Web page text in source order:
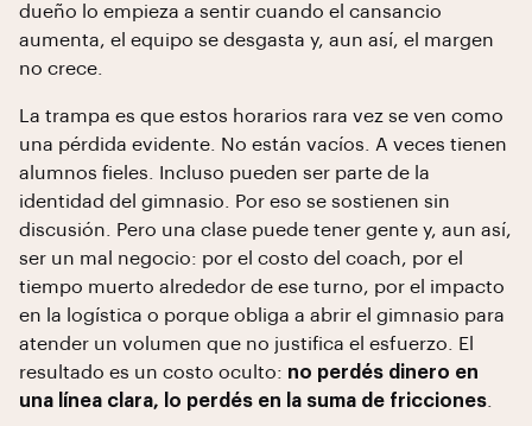
dueño lo empieza a sentir cuando el cansancio
aumenta, el equipo se desgasta y, aun así, el margen
no crece.
La trampa es que estos horarios rara vez se ven como
una pérdida evidente. No están vacíos. A veces tienen
alumnos fieles. Incluso pueden ser parte de la
identidad del gimnasio. Por eso se sostienen sin
discusión. Pero una clase puede tener gente y, aun así,
ser un mal negocio: por el costo del coach, por el
tiempo muerto alrededor de ese turno, por el impacto
en la logística o porque obliga a abrir el gimnasio para
atender un volumen que no justifica el esfuerzo. El
resultado es un costo oculto: no perdés dinero en
una línea clara, lo perdés en la suma de fricciones